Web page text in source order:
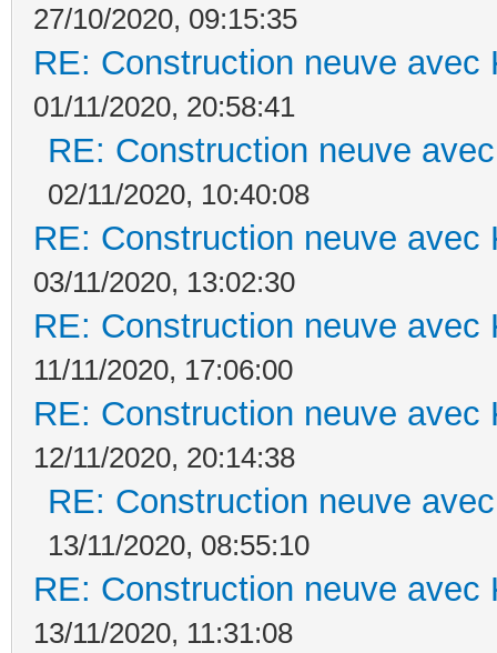
27/10/2020, 09:15:35
RE: Construction neuve avec
01/11/2020, 20:58:41
RE: Construction neuve
02/11/2020, 10:40:08
RE: Construction neuve avec
03/11/2020, 13:02:30
RE: Construction neuve avec
11/11/2020, 17:06:00
RE: Construction neuve avec
12/11/2020, 20:14:38
RE: Construction neuve
13/11/2020, 08:55:10
RE: Construction neuve avec
13/11/2020, 11:31:08